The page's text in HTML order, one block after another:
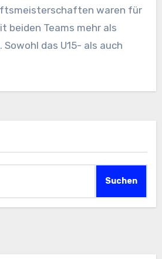
waren für
beiden Teams mehr als
das U15- als auch